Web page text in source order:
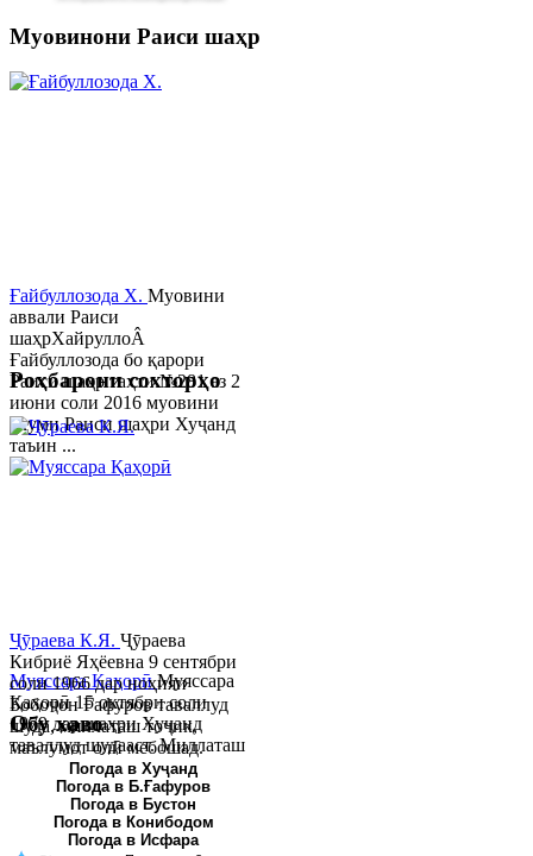
Муовинони Раиси шаҳр
Ғайбуллозода Х. Муовини
аввали Раиси
шаҳрХайруллоÂ
Ғайбуллозода бо қарори
Раиси шаҳр таҳти №281 аз 2
июни соли 2016 муовини
якуми Раиси шаҳри Хуҷанд
таъин ...
Муяссара ҚаҳорӣМуяссара
Қаҳорӣ 15 октябри соли
1979 дар шаҳри Хуҷанд
таваллуд шудааст. Миллаташ
тоҷик. Маълумот олӣ. Соли
2002 Донишгоҳи давлатии
Хуҷанд ба...
Роҳбарони сохторҳо
Ҷӯраева К.Я. Ҷӯраева
Кибриё Яҳёевна 9 сентябри
соли 1966 дар ноҳияи
Бобоҷон Ғафуров таваллуд
шуда, миллаташ тоҷик,
маълумот олӣ мебошад.
Соли 1997 Донишг...
Обу хаво
Погода в Хуҷанд
Погода в Б.Ғафуров
Погода в Бустон
Погода в Конибодом
Погода в Исфара